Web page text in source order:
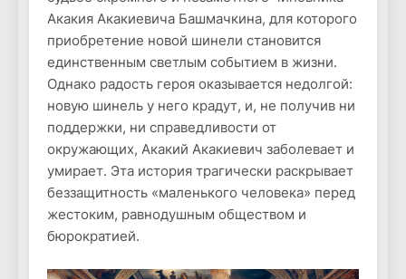
Акакия Акакиевича Башмачкина, для которого
приобретение новой шинели становится
единственным светлым событием в жизни.
Однако радость героя оказывается недолгой:
новую шинель у него крадут, и, не получив ни
поддержки, ни справедливости от
окружающих, Акакий Акакиевич заболевает и
умирает. Эта история трагически раскрывает
беззащитность «маленького человека» перед
жестоким, равнодушным обществом и
бюрократией.